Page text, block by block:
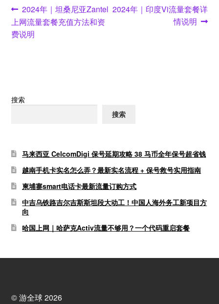
文
章
Previous
post:
2024年｜坦桑尼亚Zantel
上网流量套餐充值方法和资
费说明
Next
2024年｜印度Vi流量套餐详
情说明
搜索
搜索
马来西亚 CelcomDigi 保号延期攻略 38 马币全年保号超省钱
越南手机卡实名怎么弄？最新实名流程 + 保号救号实用指南
柬埔寨smart电话卡最新流量订购方式
中吉乌铁路吉尔吉斯斯坦段大动工！中国人海外务工新项目方
向
哈国上网｜哈萨克Activ流量不够用？一个代码重启套餐
© 游全球 2026